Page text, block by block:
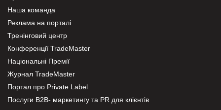
Наша команда
Реклама на порталі
Тренінговий центр
Конференції TradeMaster
Національні Премії
Журнал TradeMaster
Портал про Private Label
Послуги В2В- маркетингу та PR для клієнтів